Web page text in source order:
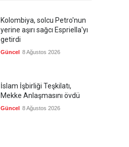
Kolombiya, solcu Petro'nun
yerine aşırı sağcı Espriella'yı
getirdi
Güncel 8 Ağustos 2026
İslam İşbirliği Teşkilatı,
Mekke Anlaşmasını övdü
Güncel 8 Ağustos 2026